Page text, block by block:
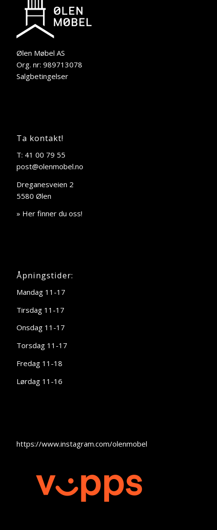
Ølen Møbel AS
Org. nr: 989713078
Salgbetingelser
Ta kontakt!
T: 41 00 79 55
post@olenmobel.no
Dreganesveien 2
5580 Ølen
» Her finner du oss!
Åpningstider:
Mandag 11-17
Tirsdag 11-17
Onsdag 11-17
Torsdag 11-17
Fredag 11-18
Lørdag 11-16
https://www.instagram.com/olenmobel